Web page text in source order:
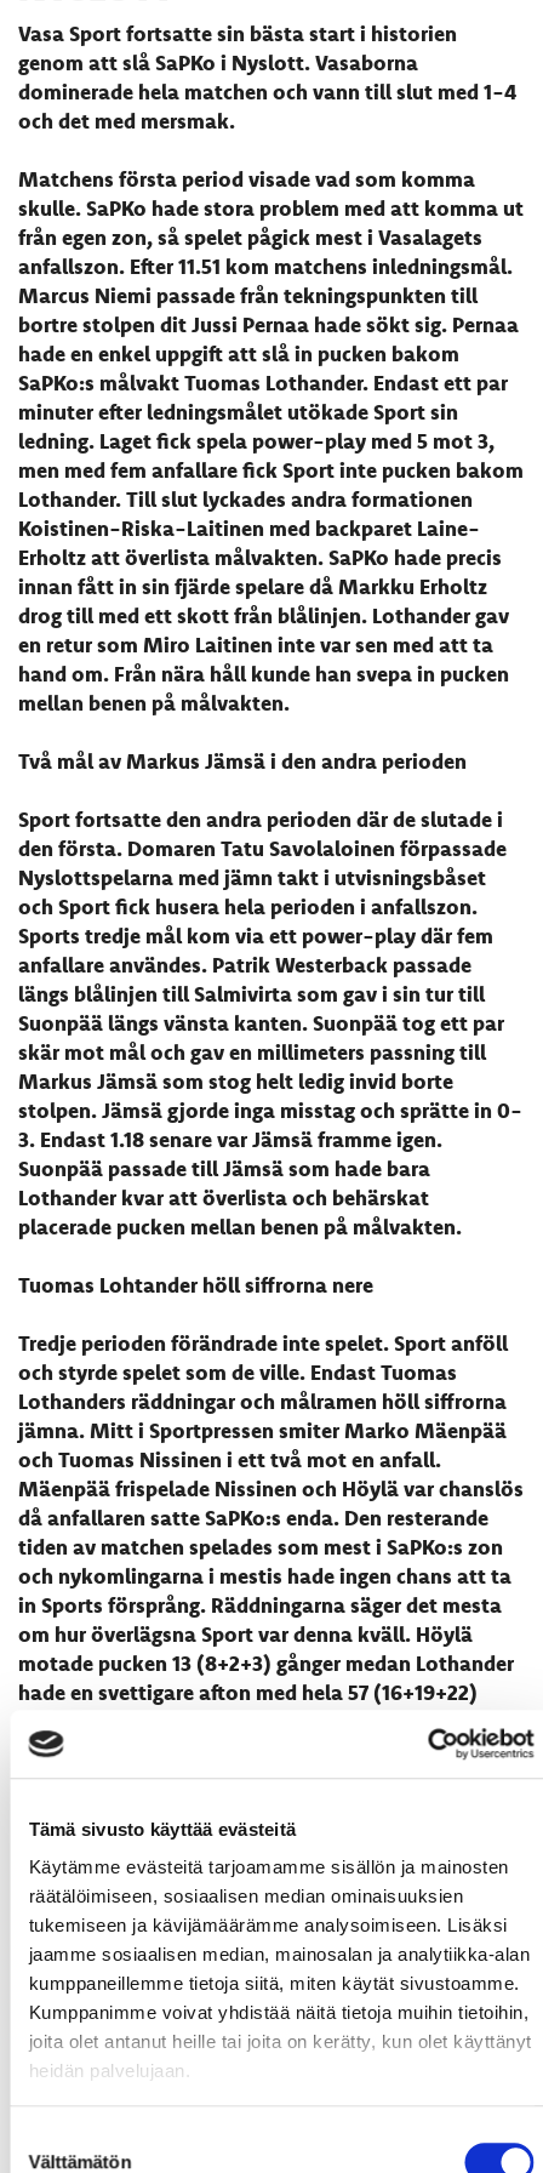
Tämä sivusto käyttää evästeitä
Käytämme evästeitä tarjoamamme sisällön ja mainosten
räätälöimiseen, sosiaalisen median ominaisuuksien
tukemiseen ja kävijämäärämme analysoimiseen. Lisäksi
jaamme sosiaalisen median, mainosalan ja analytiikka-alan
kumppaneillemme tietoja siitä, miten käytät sivustoamme.
Kumppanimme voivat yhdistää näitä tietoja muihin tietoihin,
joita olet antanut heille tai joita on kerätty, kun olet käyttänyt
heidän palvelujaan.
valinta
Välttämätön
Vasa Sport fortsatte sin bästa start i historien
genom att slå SaPKo i Nyslott. Vasaborna
dominerade hela matchen och vann till slut med 1-4
och det med mersmak.
Matchens första period visade vad som komma
skulle. SaPKo hade stora problem med att komma ut
från egen zon, så spelet pågick mest i Vasalagets
anfallszon. Efter 11.51 kom matchens inledningsmål.
Marcus Niemi passade från tekningspunkten till
bortre stolpen dit Jussi Pernaa hade sökt sig. Pernaa
hade en enkel uppgift att slå in pucken bakom
SaPKo:s målvakt Tuomas Lothander. Endast ett par
minuter efter ledningsmålet utökade Sport sin
ledning. Laget fick spela power-play med 5 mot 3,
men med fem anfallare fick Sport inte pucken bakom
Lothander. Till slut lyckades andra formationen
Koistinen-Riska-Laitinen med backparet Laine-
Erholtz att överlista målvakten. SaPKo hade precis
innan fått in sin fjärde spelare då Markku Erholtz
drog till med ett skott från blålinjen. Lothander gav
en retur som Miro Laitinen inte var sen med att ta
hand om. Från nära håll kunde han svepa in pucken
mellan benen på målvakten.
Två mål av Markus Jämsä i den andra perioden
Sport fortsatte den andra perioden där de slutade i
den första. Domaren Tatu Savolaloinen förpassade
Nyslottspelarna med jämn takt i utvisningsbåset
och Sport fick husera hela perioden i anfallszon.
Sports tredje mål kom via ett power-play där fem
anfallare användes. Patrik Westerback passade
längs blålinjen till Salmivirta som gav i sin tur till
Suonpää längs vänsta kanten. Suonpää tog ett par
skär mot mål och gav en millimeters passning till
Markus Jämsä som stog helt ledig invid borte
stolpen. Jämsä gjorde inga misstag och sprätte in 0-
3. Endast 1.18 senare var Jämsä framme igen.
Suonpää passade till Jämsä som hade bara
Lothander kvar att överlista och behärskat
placerade pucken mellan benen på målvakten.
Tuomas Lohtander höll siffrorna nere
Tredje perioden förändrade inte spelet. Sport anföll
och styrde spelet som de ville. Endast Tuomas
Lothanders räddningar och målramen höll siffrorna
jämna. Mitt i Sportpressen smiter Marko Mäenpää
och Tuomas Nissinen i ett två mot en anfall.
Mäenpää frispelade Nissinen och Höylä var chanslös
då anfallaren satte SaPKo:s enda. Den resterande
tiden av matchen spelades som mest i SaPKo:s zon
och nykomlingarna i mestis hade ingen chans att ta
in Sports försprång. Räddningarna säger det mesta
om hur överlägsna Sport var denna kväll. Höylä
motade pucken 13 (8+2+3) gånger medan Lothander
hade en svettigare afton med hela 57 (16+19+22)
Coacherna var samstämmiga i sina kommentarer
- Moståndarna var chanslösa idag. Lite nervositet
oss och SaPKo hade spelat bra på hemmaplan. Vi
hade en egenhet på denna resa, vi åkte redan
klockan sju på morgonen mot Nyslott och vi gick
inte alls ut på morgonisen. Killarnas skidskor rörde
sig trots det mycket bra, berättadeMikko Manner.
- Och förstås är det otroligt fint, att med oss reser
det ett 30-tal supportrar tilll andra ändan av Finland